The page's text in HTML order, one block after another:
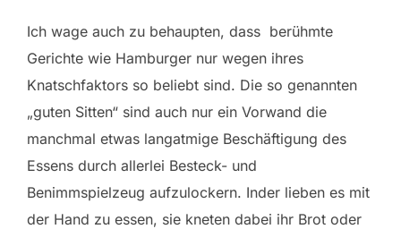
Ich wage auch zu behaupten, dass berühmte
Gerichte wie Hamburger nur wegen ihres
Knatschfaktors so beliebt sind. Die so genannten
„guten Sitten“ sind auch nur ein Vorwand die
manchmal etwas langatmige Beschäftigung des
Essens durch allerlei Besteck- und
Benimmspielzeug aufzulockern. Inder lieben es mit
der Hand zu essen, sie kneten dabei ihr Brot oder